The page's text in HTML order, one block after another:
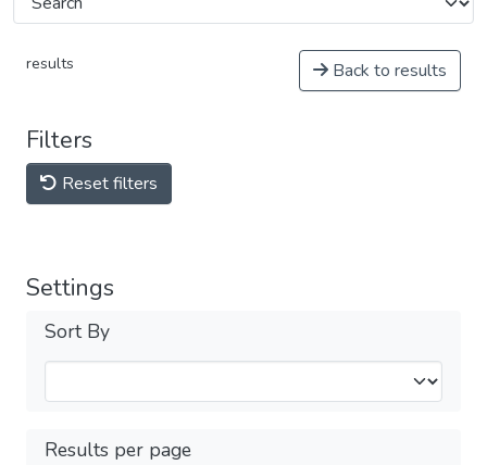
results Back to results
Filters
Reset filters
Settings
Sort By
Results per page